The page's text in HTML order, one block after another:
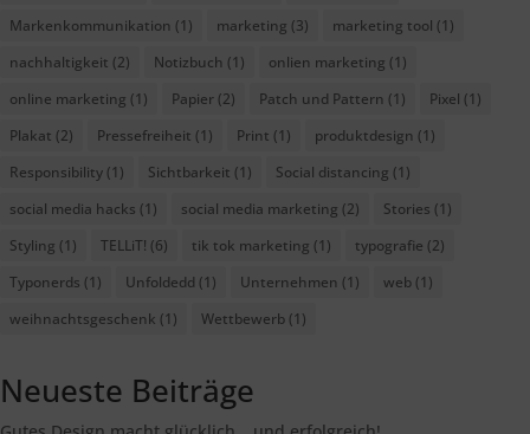
Markenkommunikation (1) marketing (3) marketing tool (1)
nachhaltigkeit (2) Notizbuch (1) onlien marketing (1)
online marketing (1) Papier (2) Patch und Pattern (1) Pixel (1)
Plakat (2) Pressefreiheit (1) Print (1) produktdesign (1)
Responsibility (1) Sichtbarkeit (1) Social distancing (1)
social media hacks (1) social media marketing (2) Stories (1)
Styling (1) TELLiT! (6) tik tok marketing (1) typografie (2)
Typonerds (1) Unfoldedd (1) Unternehmen (1) web (1)
weihnachtsgeschenk (1) Wettbewerb (1)
Neueste Beiträge